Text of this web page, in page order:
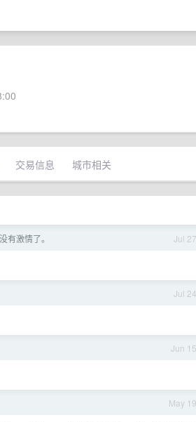
交易信息 城市相关
Jul 27
有激情了。
Jul 24
Jun 15
May 19